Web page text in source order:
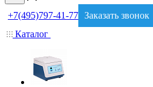
+7(495)797-41-77 Заказать звонок
Каталог